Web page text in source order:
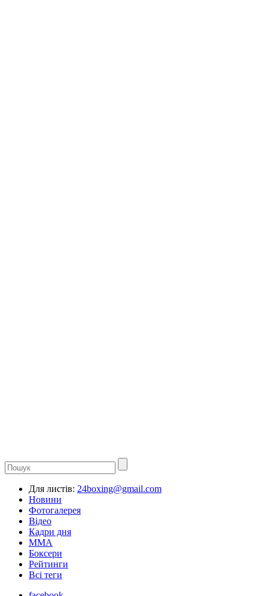
Для листів: 24boxing@gmail.com
Новини
Фотогалерея
Відео
Кадри дня
ММА
Боксери
Рейтинги
Всі теги